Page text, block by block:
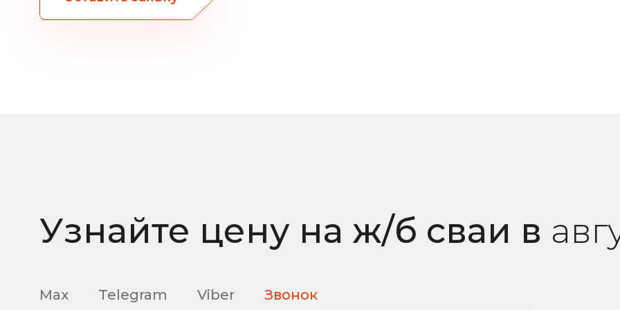
Узнайте цену на ж/б сваи в
Max Telegram Viber Звонок